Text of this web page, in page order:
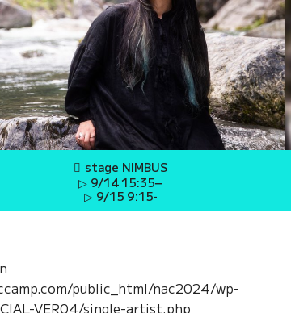
stage NIMBUS
▷ 9/14 15:35−
▷ 9/15 9:15-
public_html/nac2024/wp-
VER04/single-artist.php